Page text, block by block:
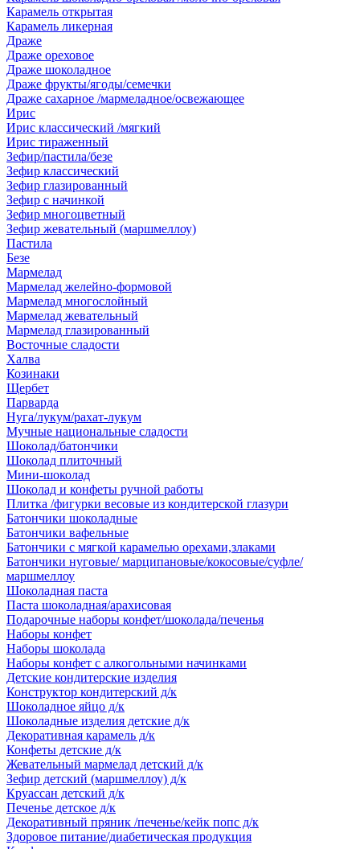
Карамель открытая
Карамель ликерная
Драже
Драже ореховое
Драже шоколадное
Драже фрукты/ягоды/семечки
Драже сахарное /мармеладное/освежающее
Ирис
Ирис классический /мягкий
Ирис тираженный
Зефир/пастила/безе
Зефир классический
Зефир глазированный
Зефир с начинкой
Зефир многоцветный
Зефир жевательный (маршмеллоу)
Пастила
Безе
Мармелад
Мармелад желейно-формовой
Мармелад многослойный
Мармелад жевательный
Мармелад глазированный
Восточные сладости
Халва
Козинаки
Щербет
Парварда
Нуга/лукум/рахат-лукум
Мучные национальные сладости
Шоколад/батончики
Шоколад плиточный
Мини-шоколад
Шоколад и конфеты ручной работы
Плитка /фигурки весовые из кондитерской глазури
Батончики шоколадные
Батончики вафельные
Батончики с мягкой карамелью орехами,злаками
Батончики нуговые/ марципановые/кокосовые/суфле/
маршмеллоу
Шоколадная паста
Паста шоколадная/арахисовая
Подарочные наборы конфет/шоколада/печенья
Наборы конфет
Наборы шоколада
Наборы конфет с алкогольными начинками
Детские кондитерские изделия
Конструктор кондитерский д/к
Шоколадное яйцо д/к
Шоколадные изделия детские д/к
Декоративная карамель д/к
Конфеты детские д/к
Жевательный мармелад детский д/к
Зефир детский (маршмеллоу) д/к
Круассан детский д/к
Печенье детское д/к
Декоративный пряник /печенье/кейк попс д/к
Здоровое питание/диабетическая продукция